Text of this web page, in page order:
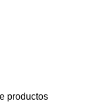
productos